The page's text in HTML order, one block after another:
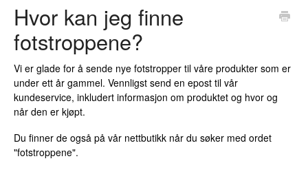
Hvor kan jeg finne
fotstroppene?
Vi er glade for å sende nye fotstropper til våre produkter som er
under ett år gammel. Vennligst send en epost til vår
kundeservice, inkludert informasjon om produktet og hvor og
når den er kjøpt.
Du finner de også på vår nettbutikk når du søker med ordet
"fotstroppene".